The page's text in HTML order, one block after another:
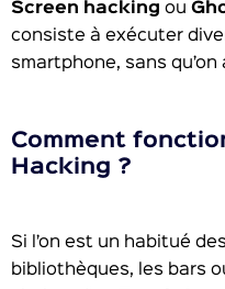
Screen hacking ou
consiste à exécuter
smartphone, sans
Comment
Hacking ?
Si l’on est un habitué
bibliothèques, les bars